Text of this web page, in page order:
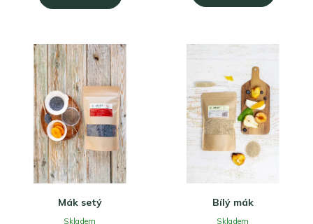
Mák setý
Skladem
Bílý mák
Skladem